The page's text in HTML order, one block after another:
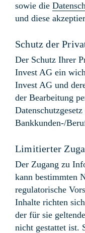
sowie die
und diese
Schutz der
Der Schutz Ihrer
Invest AG ein
Invest AG und
der Bearbeitung
Bankkunden-/
Limitierter
Der Zugang zu
kann bestimmten
regulatorische
Inhalte richten
der für sie
nicht gestattet ist.